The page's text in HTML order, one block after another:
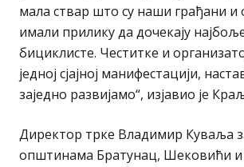
мала ствар што су наши грађани и
имали прилику да дочекају најбоље
бициклисте. Честитке и
једној сјајној манифестацији,
заједно развијамо“, изјавио је
Директор трке Владимир Куваља
општинама Братунац, Шековићи и